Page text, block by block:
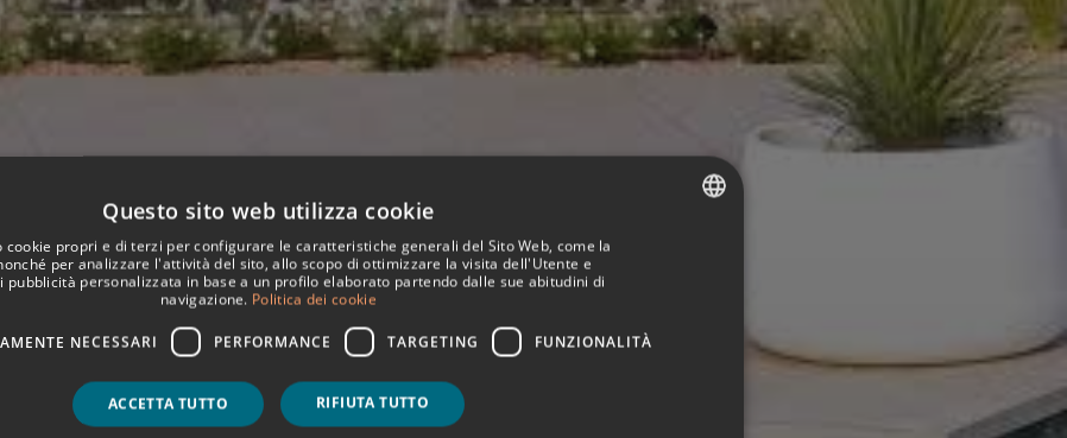
Questo sito web utilizza cookie
cookie propri e di terzi per configurare le caratteristiche generali del Sito Web, come la
per analizzare l'attività del sito, allo scopo di ottimizzare la visita dell'Utente e
pubblicità personalizzata in base a un profilo elaborato partendo dalle sue abitudini di
navigazione. Politica dei cookie
NECESSARI PERFORMANCE TARGETING FUNZIONALITÀ
ACCETTA TUTTO RIFIUTA TUTTO